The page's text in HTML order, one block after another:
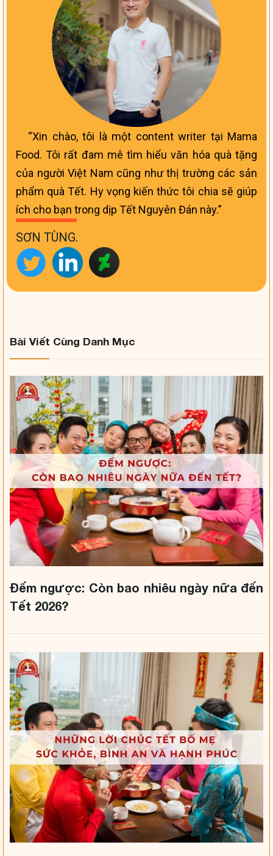
Xin chào, tôi là một content writer tại Mama
Food. Tôi rất đam mê tìm hiểu văn hóa quà tặng
của người Việt Nam cũng như thị trường các sản
phẩm quà Tết. Hy vọng kiến thức tôi chia sẽ giúp
ích cho bạn trong dịp Tết Nguyên Đán này.
SƠN TÙNG.
Bài Viết Cùng Danh Mục
Đếm ngược: Còn bao nhiêu ngày nữa đến
Tết 2026?